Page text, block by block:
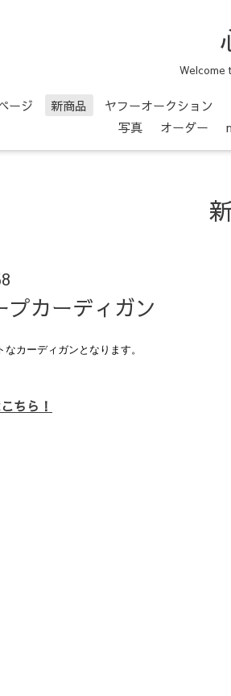
Welcome
ージ 新商品 ヤフーオークション
写真
オーダー
プカーディガン
カーディガンとなります。
ちら！